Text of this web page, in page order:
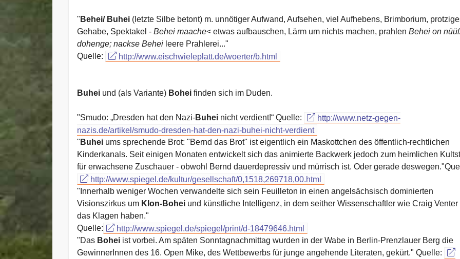
" Behei/ Buhei (letzte Silbe betont) m. unnötiger Aufwand, Aufsehen, viel Aufhebens, Brimborium,
Gehabe, Spektakel - Behei maache< etwas aufbauschen, Lärm um nichts machen, prahlen Behei on
dohenge; nackse Behei leere Prahlerei..."
Quelle:
http://www.eischwieleplatt.de/woerter/b.html
Buhei und (als Variante) Bohei finden sich im Duden.
"Smudo: „Dresden hat den Nazi-Buhei nicht verdient!“ Quelle:
http://www.netz-gegen-
nazis.de/artikel/smudo-dresden-hat-den-nazi-buhei-nicht-verdient
" Buhei ums sprechende Brot: "Bernd das Brot" ist eigentlich ein Maskottchen des öffentlich-rechtlichen
Kinderkanals. Seit einigen Monaten entwickelt sich das animierte Backwerk jedoch zum heimlichen
für erwachsene Zuschauer - obwohl Bernd dauerdepressiv und mürrisch ist. Oder gerade
http://www.spiegel.de/kultur/gesellschaft/0,1518,269718,00.html
"Innerhalb weniger Wochen verwandelte sich sein Feuilleton in einen angelsächsisch dominierten
Visionszirkus um Klon-Bohei und künstliche Intelligenz, in dem seither Wissenschaftler wie Craig Venter
das Klagen haben."
Quelle:
http://www.spiegel.de/spiegel/print/d-18479646.html
"Das Bohei ist vorbei. Am späten Sonntagnachmittag wurden in der Wabe in Berlin-Prenzlauer Berg die
GewinnerInnen des 16. Open Mike, des Wettbewerbs für junge angehende Literaten, gekürt." Quelle: